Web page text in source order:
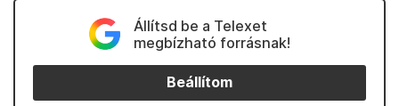
Állítsd be a Telexet
megbízható forrásnak!
Beállítom